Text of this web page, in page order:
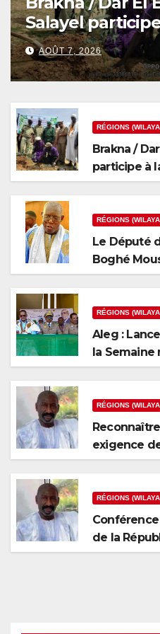
Salayel
nationale de
AOÛT 7, 2026
RÉGIONS
Brakna / Dar El Barka : l’ADC-Salayel
participe à
l’arbre
RÉGIONS
Le Député
Boghé
RÉGIONS
Aleg :
la Semaine
niveau de
RÉGIONS
exigence
RÉGIONS
de la